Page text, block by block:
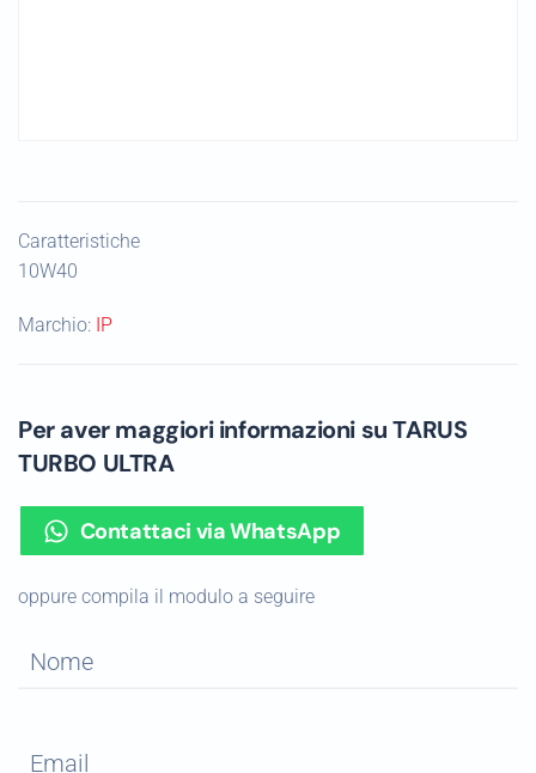
Caratteristiche
10W40
Marchio: IP
Per aver maggiori informazioni su TARUS
TURBO ULTRA
Contattaci via WhatsApp
oppure compila il modulo a seguire